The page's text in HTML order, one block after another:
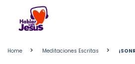
content
Home > Meditaciones Escritas >